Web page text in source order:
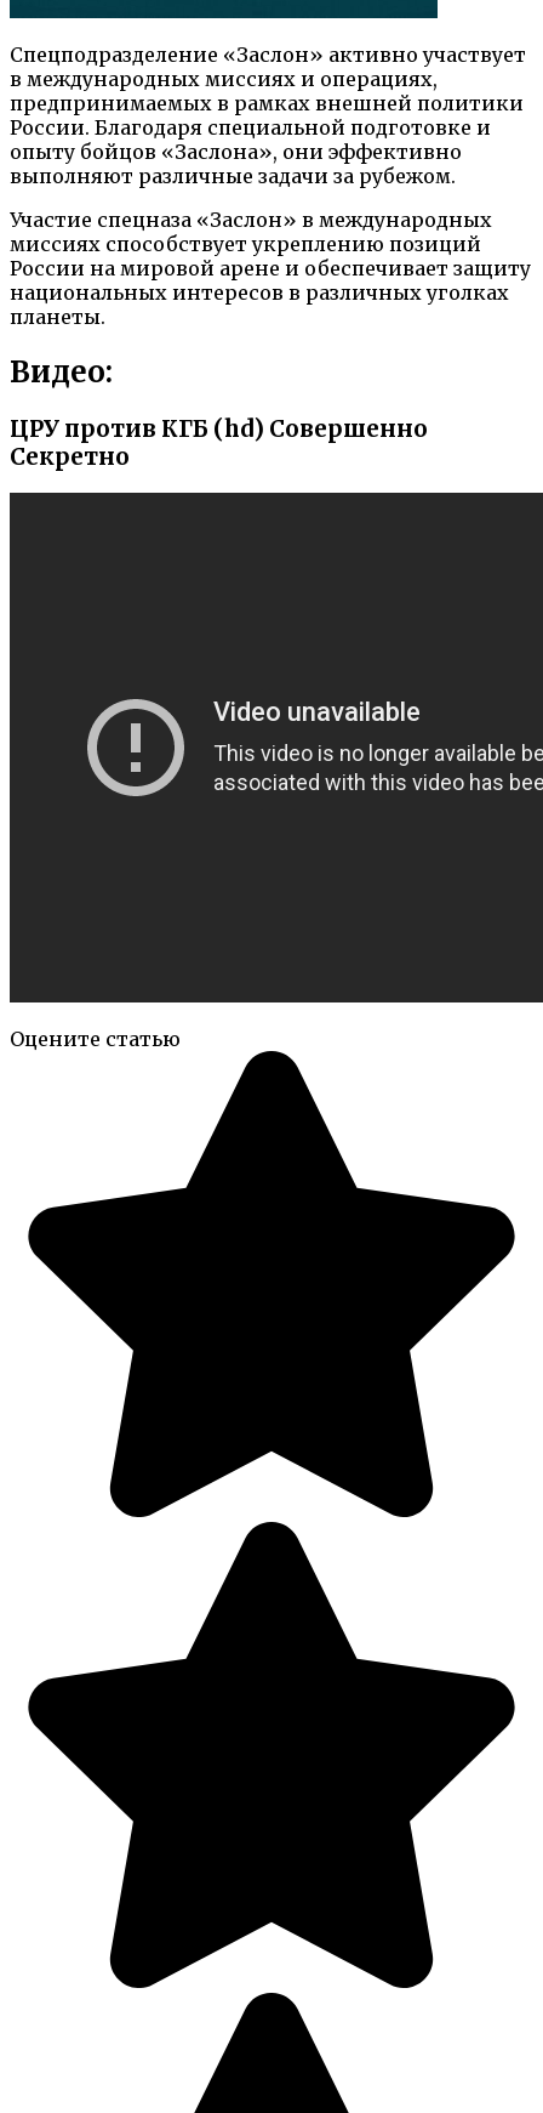
Спецподразделение «Заслон» активно участвует
в международных миссиях и операциях,
предпринимаемых в рамках внешней политики
России. Благодаря специальной подготовке и
опыту бойцов «Заслона», они эффективно
выполняют различные задачи за рубежом.
Участие спецназа «Заслон» в международных
миссиях способствует укреплению позиций
России на мировой арене и обеспечивает защиту
национальных интересов в различных уголках
планеты.
Видео:
ЦРУ против КГБ (hd) Совершенно
Секретно
Оцените статью